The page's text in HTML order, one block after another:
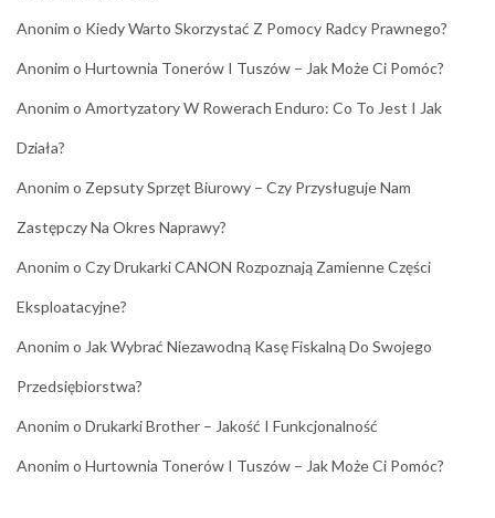
Anonim o Kiedy Warto Skorzystać Z Pomocy Radcy Prawnego?
Anonim o Hurtownia Tonerów I Tuszów – Jak Może Ci Pomóc?
Anonim o Amortyzatory W Rowerach Enduro: Co To Jest I Jak
Działa?
Anonim o Zepsuty Sprzęt Biurowy – Czy Przysługuje Nam
Zastępczy Na Okres Naprawy?
Anonim o Czy Drukarki CANON Rozpoznają Zamienne Części
Eksploatacyjne?
Anonim o Jak Wybrać Niezawodną Kasę Fiskalną Do Swojego
Przedsiębiorstwa?
Anonim o Drukarki Brother – Jakość I Funkcjonalność
Anonim o Hurtownia Tonerów I Tuszów – Jak Może Ci Pomóc?